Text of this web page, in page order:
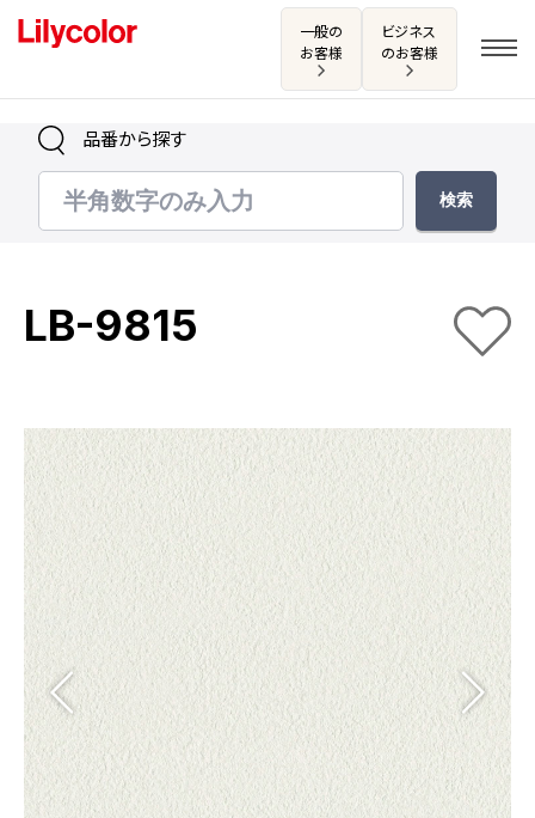
一般の
お客様
ビジネス
のお客様
ログイン・新規会員登録
お気に入り
商品を探す
商品を探す トップ
壁紙
カーテン
床材
ブランド・コレクション
Lilycolor Coordinate 着せ替えシミュレーション
カタログ一覧
カタログ一覧 トップ
壁紙
カーテン
床材
サステナブル商品
ノンワックス床タイル
壁紙機能性ガイド
施工事例
施工事例 トップ
医療・福祉施設
ホテル・オフィス・店舗
モデルハウス
新築戸建・マンション
リリカラノート
ショールーム
品番から探す
LB-9815